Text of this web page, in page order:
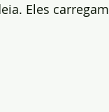
Eles carregam